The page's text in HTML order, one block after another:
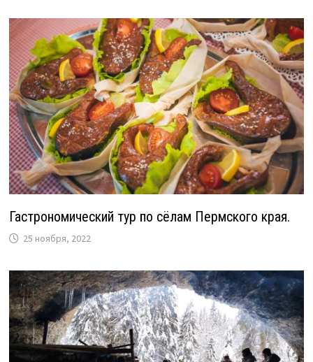
Гастрономический тур по сёлам Пермского края.
25 ноября, 2022